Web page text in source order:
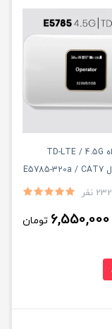
مودم همراه TD-LTE / 4.5G
هواوی مدل E5785-320a / CAT7
با سیم کارت TD-LTE و 300 گیگ
232 نفر
6,550,000 تومان